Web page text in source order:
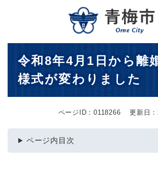
メニューを飛ばして本文へ
令和8年4月1日から離
様式が変わりました
ページID：0118266 更新日
ページ内目次